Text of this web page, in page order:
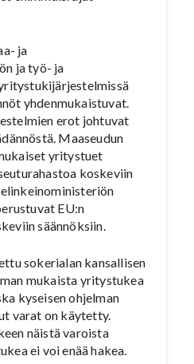
ja
ja työ- ja
yhdenmukaistuvat.
erot johtuvat
Maaseudun
yritystuet
koskeviin
EU:n
säännöksiin.
sokerialan kansallisen
mukaista yritystukea
kyseisen ohjelman
varat on käytetty.
näistä varoista
ei voi enää hakea.